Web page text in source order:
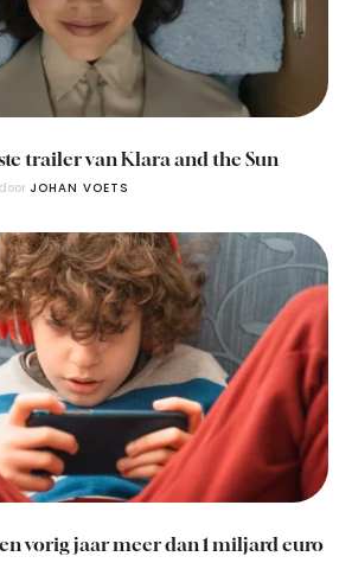
trailer van Klara and the Sun
door JOHAN VOETS
vorig jaar meer dan 1 miljard euro